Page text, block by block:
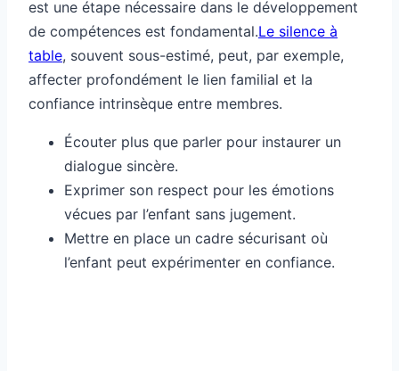
est une étape nécessaire dans le développement
de compétences est fondamental.Le silence à
table, souvent sous-estimé, peut, par exemple,
affecter profondément le lien familial et la
confiance intrinsèque entre membres.
Écouter plus que parler pour instaurer un
dialogue sincère.
Exprimer son respect pour les émotions
vécues par l’enfant sans jugement.
Mettre en place un cadre sécurisant où
l’enfant peut expérimenter en confiance.